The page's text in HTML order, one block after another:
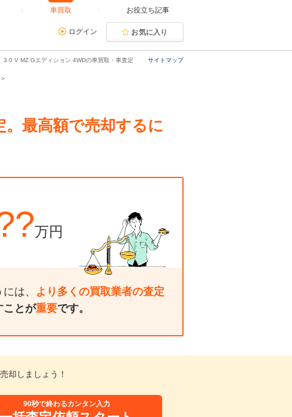
車買取 お役立ち記事
ログイン お気に入り
サイトマップ
3.0 V MZ Gエディション 4WDの車買取・車査定
最高額で売却するに
万円
は、
より多くの買取業者の査定
ことが重要です。
却しましょう！
90秒で終わるカンタン入力